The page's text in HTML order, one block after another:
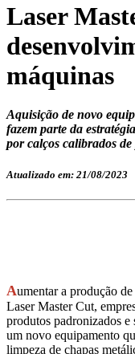
Laser
máquinas
Aquisição de novo
fazem parte da
por calços calibrados
Atualizado em: 21/08/2023
Aumentar a produção
Laser Master Cut,
produtos padronizados e
um novo equipamento
limpeza de chapas